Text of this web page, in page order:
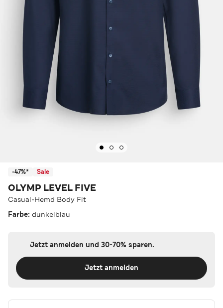
-47%* Sale
OLYMP LEVEL FIVE
Casual-Hemd Body Fit
Farbe: dunkelblau
Jetzt anmelden und 30-70% sparen.
Jetzt anmelden